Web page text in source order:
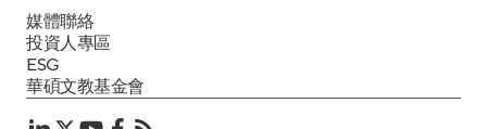
媒體聯絡
投資人專區
ESG
華碩文教基金會